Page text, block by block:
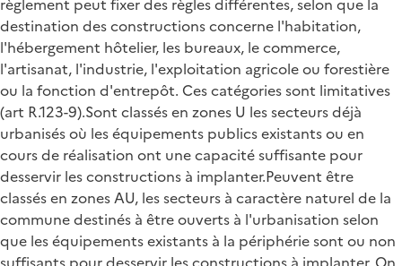
destination des constructions concerne l'habitation,
l'hébergement hôtelier, les bureaux, le commerce,
l'artisanat, l'industrie, l'exploitation agricole ou forestière
ou la fonction d'entrepôt. Ces catégories sont limitatives
(art R.123-9).Sont classés en zones U les secteurs déjà
urbanisés où les équipements publics existants ou en
cours de réalisation ont une capacité suffisante pour
desservir les constructions à implanter.Peuvent être
classés en zones AU, les secteurs à caractère naturel de la
commune destinés à être ouverts à l'urbanisation selon
que les équipements existants à la périphérie sont ou non